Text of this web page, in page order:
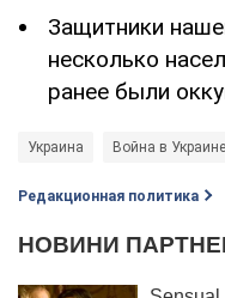
Защитники
несколько
ранее были
Украина Война в Украине
Редакционная политика